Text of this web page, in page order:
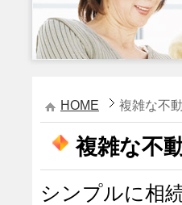
HOME 複雑な不
複雑な不
シンプルに相